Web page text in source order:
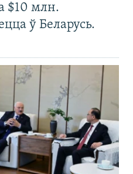
$10 млн.
ў Беларусь.